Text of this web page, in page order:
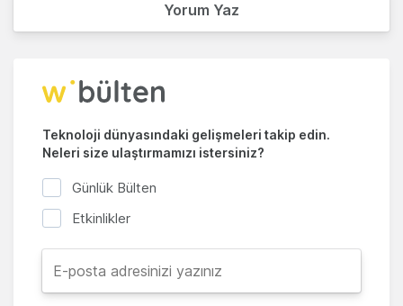
Yorum Yaz
Teknoloji dünyasındaki gelişmeleri takip edin.
Neleri size ulaştırmamızı istersiniz?
Günlük Bülten
Etkinlikler